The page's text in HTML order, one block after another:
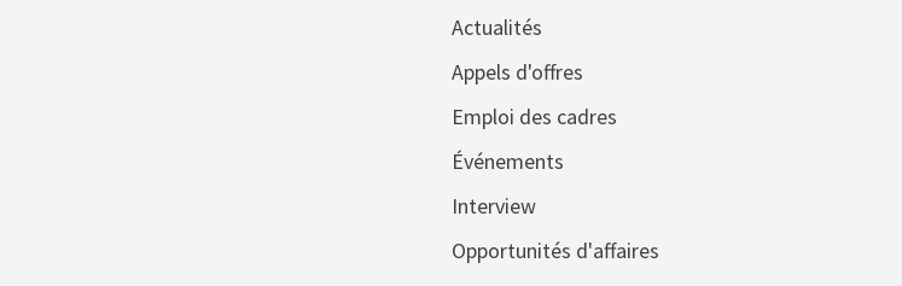
Actualités
Appels d'offres
Emploi des cadres
Événements
Interview
Opportunités d'affaires